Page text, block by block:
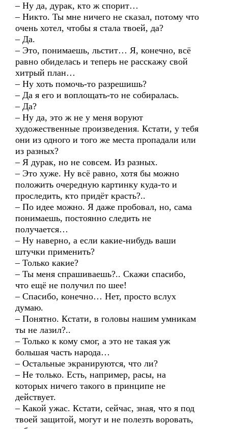
– Ну да, дурак, кто ж спорит…
– Никто. Ты мне ничего не сказал, потому что
очень хотел, чтобы я стала твоей, да?
– Да.
– Это, понимаешь, льстит… Я, конечно, всё
равно обиделась и теперь не расскажу свой
хитрый план…
– Ну хоть помочь-то разрешишь?
– Да я его и воплощать-то не собиралась.
– Да?
– Ну да, это ж не у меня воруют
художественные произведения. Кстати, у тебя
они из одного и того же места пропадали или
из разных?
– Я дурак, но не совсем. Из разных.
– Это хуже. Ну всё равно, хотя бы можно
положить очередную картинку куда-то и
проследить, кто придёт красть?..
– По идее можно. Я даже пробовал, но, сама
понимаешь, постоянно следить не
получается…
– Ну наверно, а если какие-нибудь ваши
штучки применить?
– Только какие?
– Ты меня спрашиваешь?.. Скажи спасибо,
что ещё не получил по шее!
– Спасибо, конечно… Нет, просто вслух
думаю.
– Понятно. Кстати, в головы нашим умникам
ты не лазил?..
– Только к кому смог, а это не такая уж
большая часть народа…
– Остальные экранируются, что ли?
– Не только. Есть, например, расы, на
которых ничего такого в принципе не
действует.
– Какой ужас. Кстати, сейчас, зная, что я под
твоей защитой, могут и не полезть воровать,